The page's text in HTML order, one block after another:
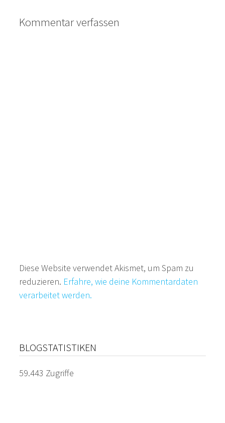
Kommentar verfassen
Diese Website verwendet Akismet, um Spam zu
reduzieren. Erfahre, wie deine Kommentardaten
verarbeitet werden.
BLOGSTATISTIKEN
59.443 Zugriffe